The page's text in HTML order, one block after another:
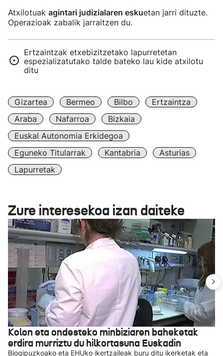
Atxilotuak agintari judizialaren eskuetan jarri dituzte.
Operazioak zabalik jarraitzen du.
Ertzaintzak etxebizitzetako lapurretetan
espezializatutako talde bateko lau kide atxilotu
ditu
Gizartea Bermeo Bilbo
Ertzaintza
Araba
Nafarroa
Bizkaia
Euskal Autonomia Erkidegoa
Eguneko Titularrak
Kantabria
Asturias
Lapurretak
Zure interesekoa izan daiteke
Kolon eta ondesteko minbiziaren baheketak
erdira murriztu du hilkortasuna Euskadin
Biogipuzkoako eta EHUko ikertzaileak buru ditu ikerketak eta